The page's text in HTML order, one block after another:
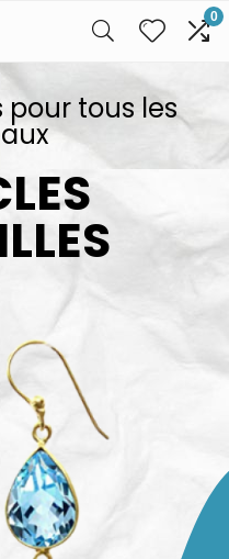
0
pour tous les